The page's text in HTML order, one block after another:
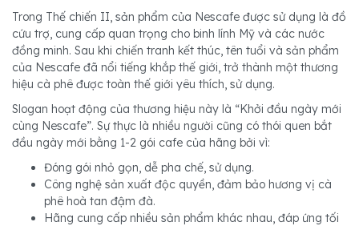
Trong Thế chiến II, sản phẩm của Nescafe được sử dụng là đồ
cứu trợ, cung cấp quan trọng cho binh lính Mỹ và các nước
đồng minh. Sau khi chiến tranh kết thúc, tên tuổi và sản phẩm
của Nescafe đã nổi tiếng khắp thế giới, trở thành một thương
hiệu cà phê được toàn thế giới yêu thích, sử dụng.
Slogan hoạt động của thương hiệu này là “Khởi đầu ngày mới
cùng Nescafe”. Sự thực là nhiều người cũng có thói quen bắt
đầu ngày mới bằng 1-2 gói cafe của hãng bởi vì:
Đóng gói nhỏ gọn, dễ pha chế, sử dụng.
Công nghệ sản xuất độc quyền, đảm bảo hương vị cà
phê hoà tan đậm đà.
Hãng cung cấp nhiều sản phẩm khác nhau, đáp ứng tối